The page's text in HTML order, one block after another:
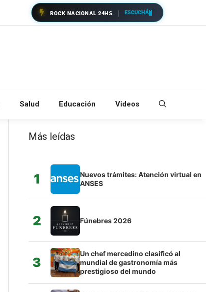
ROCK NACIONAL 24HS ESCUCHÁ
Salud Educación Videos
Más leídas
1
Nuevos trámites: Atención virtual en
ANSES
2 Fúnebres 2026
3
Un chef mercedino clasificó al
mundial de gastronomía más
prestigioso del mundo